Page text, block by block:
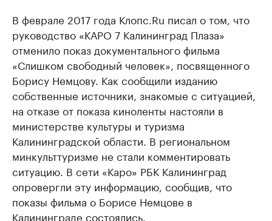
В феврале 2017 года Клопс.Ru писал о том, что
руководство «КАРО 7 Калининград Плаза»
отменило показ документального фильма
«Слишком свободный человек», посвященного
Борису Немцову. Как сообщили изданию
собственные источники, знакомые с ситуацией,
на отказе от показа киноленты настояли в
министерстве культуры и туризма
Калининградской области. В региональном
минкульттуризме не стали комментировать
ситуацию. В сети «Каро» РБК Калининград
опровергли эту информацию, сообщив, что
показы фильма о Борисе Немцове в
Калининграде состоялись.